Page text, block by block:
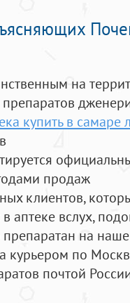
на
купить в самаре
продаж
клиентов,
аптеке вслух,
на
курьером по
почтой